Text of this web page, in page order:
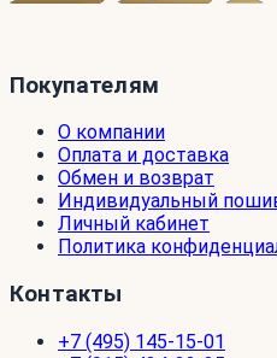
Покупателям
О компании
Оплата и доставка
Обмен и возврат
Индивидуальный
Личный кабинет
Политика
Контакты
+7 (495) 145-15-01